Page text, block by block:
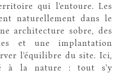
qui l'entoure. Les
naturellement dans le
architecture sobre, des
et une implantation
l'équilibre du site. Ici,
à la nature : tout s'y